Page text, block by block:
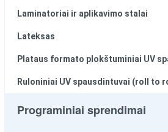
Laminatoriai ir aplikavimo stalai
Lateksas
Plataus formato plokštuminiai UV
Ruloniniai UV spausdintuvai (roll to
Programiniai sprendimai